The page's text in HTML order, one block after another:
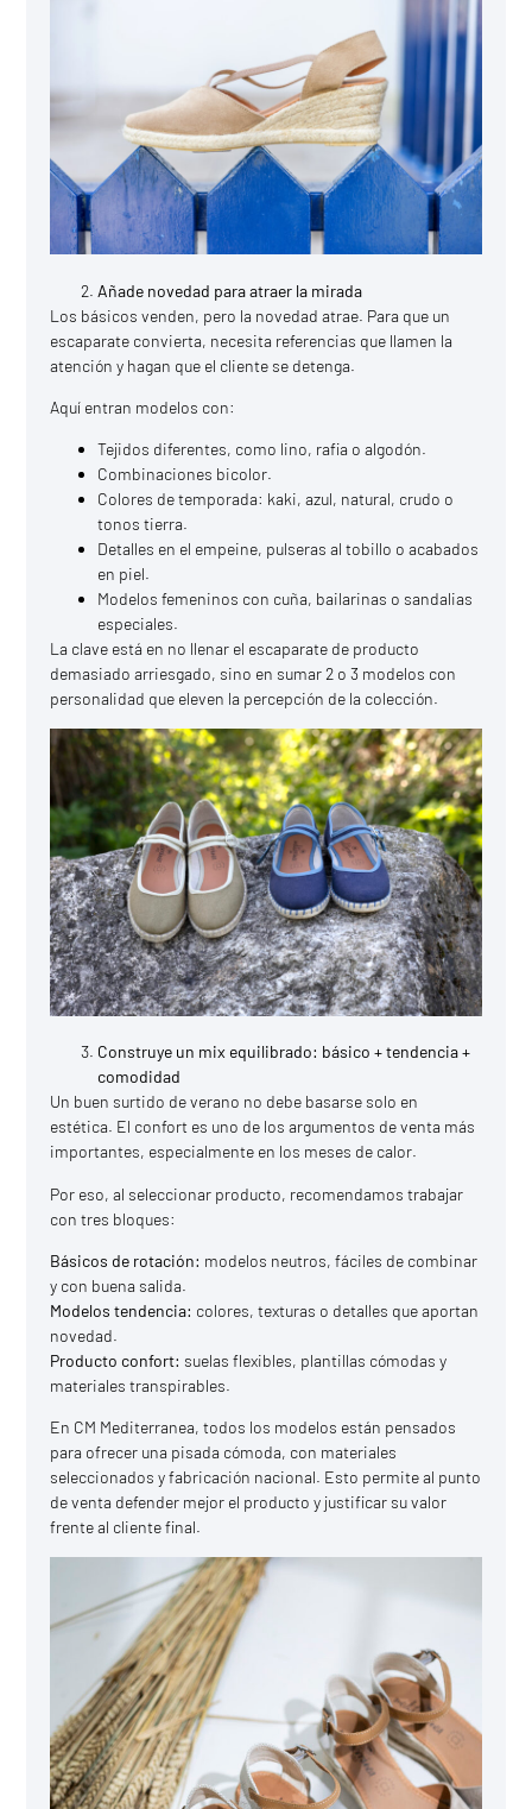
Añade novedad para atraer la mirada
Los básicos venden, pero la novedad atrae. Para que un
escaparate convierta, necesita referencias que llamen la
atención y hagan que el cliente se detenga.
Aquí entran modelos con:
Tejidos diferentes, como lino, rafia o algodón.
Combinaciones bicolor.
Colores de temporada: kaki, azul, natural, crudo o
tonos tierra.
Detalles en el empeine, pulseras al tobillo o acabados
en piel.
Modelos femeninos con cuña, bailarinas o sandalias
especiales.
La clave está en no llenar el escaparate de producto
demasiado arriesgado, sino en sumar 2 o 3 modelos con
personalidad que eleven la percepción de la colección.
Construye un mix equilibrado: básico + tendencia +
comodidad
Un buen surtido de verano no debe basarse solo en
estética. El confort es uno de los argumentos de venta más
importantes, especialmente en los meses de calor.
Por eso, al seleccionar producto, recomendamos trabajar
con tres bloques:
Básicos de rotación: modelos neutros, fáciles de combinar
y con buena salida.
Modelos tendencia: colores, texturas o detalles que aportan
novedad.
Producto confort: suelas flexibles, plantillas cómodas y
materiales transpirables.
En CM Mediterranea, todos los modelos están pensados
para ofrecer una pisada cómoda, con materiales
seleccionados y fabricación nacional. Esto permite al punto
de venta defender mejor el producto y justificar su valor
frente al cliente final.